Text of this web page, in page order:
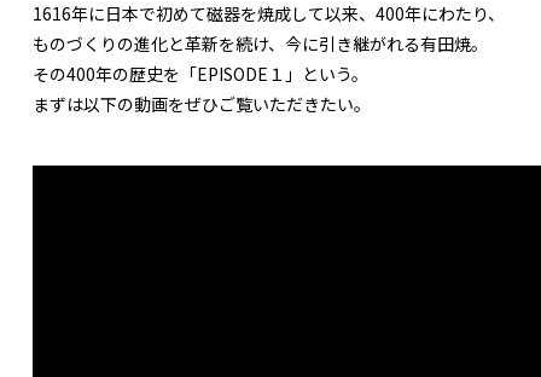
1616年に日本で初めて磁器を焼成して以来、400年にわたり、
ものづくりの進化と革新を続け、今に引き継がれる有田焼。
その400年の歴史を「EPISODE１」という。
まずは以下の動画をぜひご覧いただきたい。